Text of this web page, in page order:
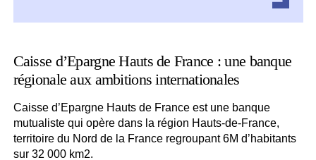
Caisse d’Epargne Hauts de France : une banque
régionale aux ambitions internationales
Caisse d’Epargne Hauts de France est une banque
mutualiste qui opère dans la région Hauts-de-France,
territoire du Nord de la France regroupant 6M d’habitants
sur 32 000 km2.